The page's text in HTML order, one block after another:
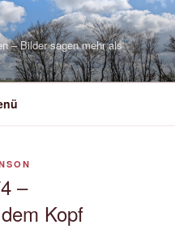
– Bilder sagen mehr als
–
Kopf